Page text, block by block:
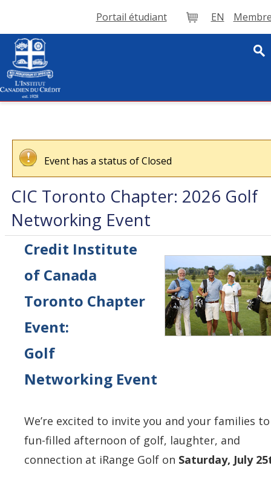
Portail étudiant Panier
EN
Event has a status of Closed
CIC Toronto Chapter: 2026 Golf
Networking Event
Credit Institute
of Canada
Toronto Chapter
Event:
Golf
Networking Event
We’re excited to invite you and your families
fun-filled afternoon of golf, laughter, and
connection at iRange Golf on Saturday, July